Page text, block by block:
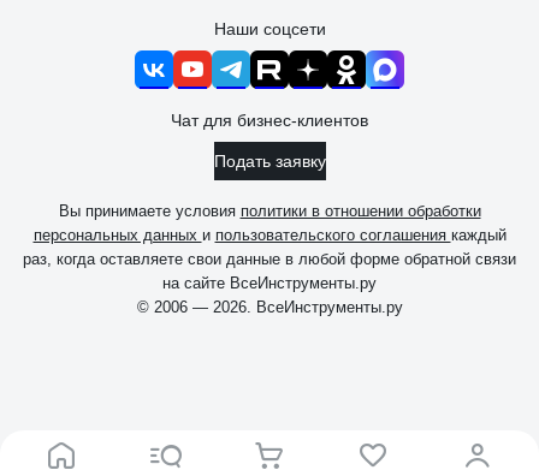
Наши соцсети
Чат для бизнес-клиентов
Подать заявку
Вы принимаете условия политики в отношении обработки
персональных данных и пользовательского соглашения каждый
раз, когда оставляете свои данные в любой форме обратной связи
на сайте ВсеИнструменты.ру
© 2006 — 2026. ВсеИнструменты.ру